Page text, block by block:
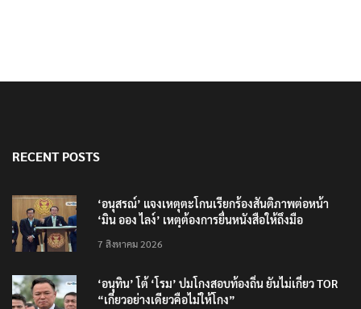
RECENT POSTS
‘อนุสรณ์’ แจงเหตุตะโกนเรียกร้องสันติภาพต่อหน้า
‘มิน ออง ไลง์’ เหตุต้องการยื่นหนังสือให้ถึงมือ
7 สิงหาคม 2026
‘อนุทิน’ โต้ ‘โรม’ ปมโกงสอบท้องถิ่น ยันไม่เกี่ยว TOR
“เกี่ยวอย่างเดียวคือไม่ให้โกง”